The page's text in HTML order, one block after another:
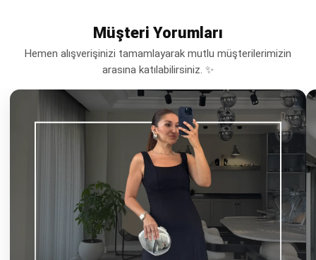
Müşteri Yorumları
Hemen alışverişinizi tamamlayarak mutlu müşterilerimizin
arasına katılabilirsiniz. ✨